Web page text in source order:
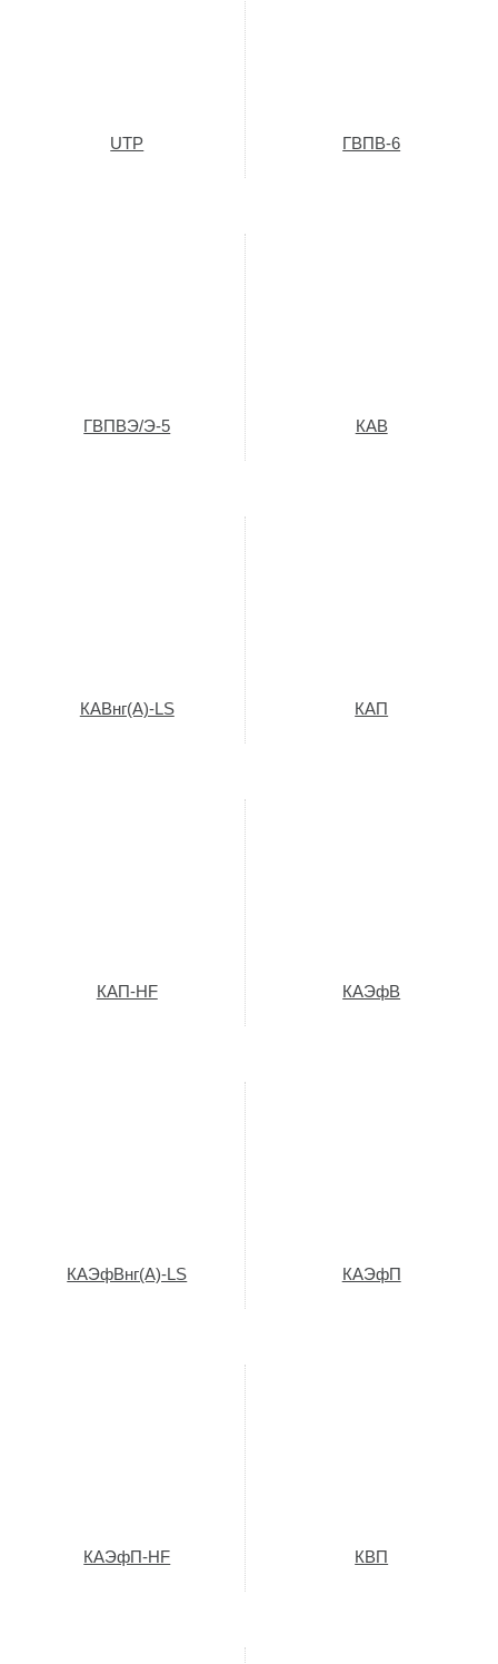
UTP ГВПВ-6
ГВПВЭ/Э-5 КАВ
КАВнг(A)-LS КАП
КАП-HF КАЭфВ
КАЭфВнг(A)-LS КАЭфП
КАЭфП-HF КВП